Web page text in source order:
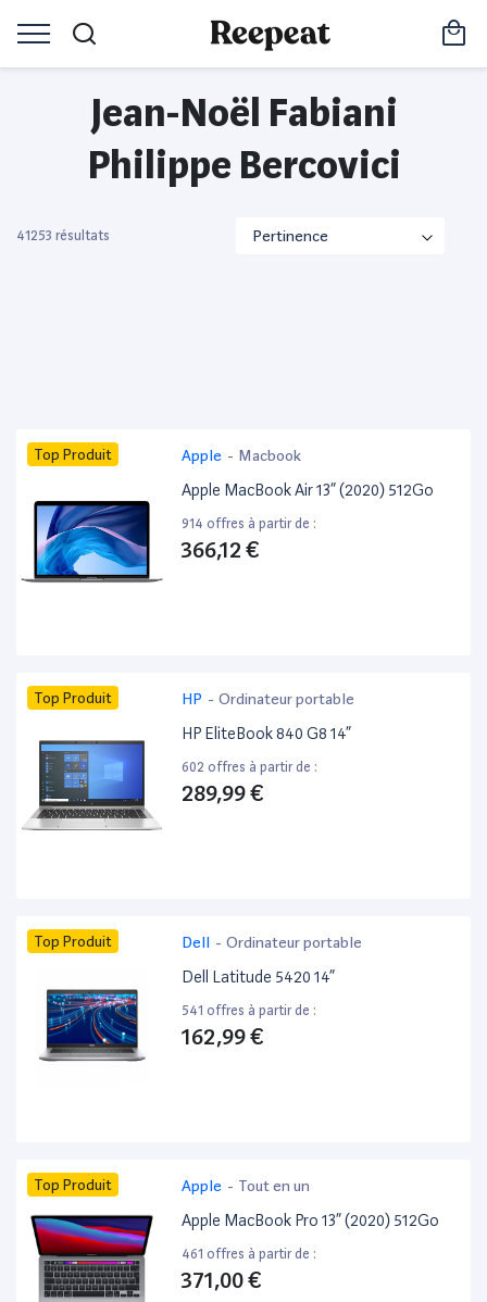
Jean-Noël Fabiani
Philippe Bercovici
41253 résultats
Top Produit Apple - Macbook
Apple MacBook Air 13” (2020) 512Go
914 offres à partir de :
366,12 €
Top Produit HP - Ordinateur portable
HP EliteBook 840 G8 14”
602 offres à partir de :
289,99 €
Top Produit Dell - Ordinateur portable
Dell Latitude 5420 14”
541 offres à partir de :
162,99 €
Top Produit Apple - Tout en un
Apple MacBook Pro 13” (2020) 512Go
461 offres à partir de :
371,00 €